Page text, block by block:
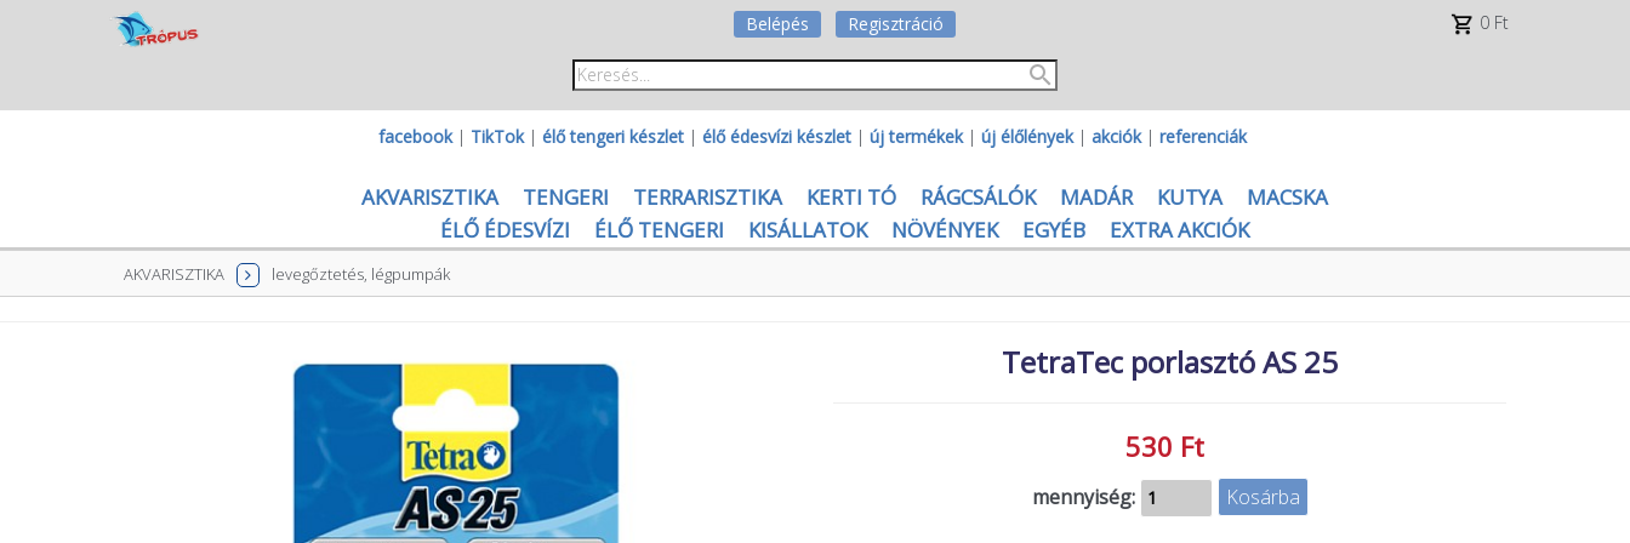
Belépés Regisztráció 0 Ft
facebook| TikTok| élő tengeri készlet | élő édesvízi készlet | új termékek| új élőlények| akciók| referenciák
AKVARISZTIKA TENGERI TERRARISZTIKA KERTI TÓ RÁGCSÁLÓK MADÁR KUTYA
MACSKA
ÉLŐ ÉDESVÍZI
ÉLŐ TENGERI KISÁLLATOK NÖVÉNYEK EGYÉB EXTRA AKCIÓK
AKVARISZTIKA levegőztetés, légpumpák
TetraTec porlasztó AS 25
530 Ft
mennyiség: